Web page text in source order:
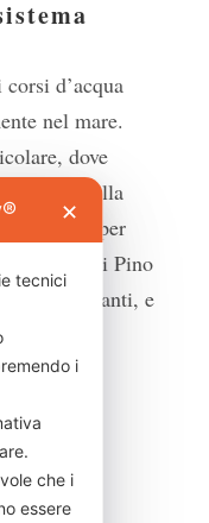
d’acqua
nel mare.
dove
con quella
ideale per
fluviale di Pino
affascinanti, e
✕
tecnici
i
che i
essere